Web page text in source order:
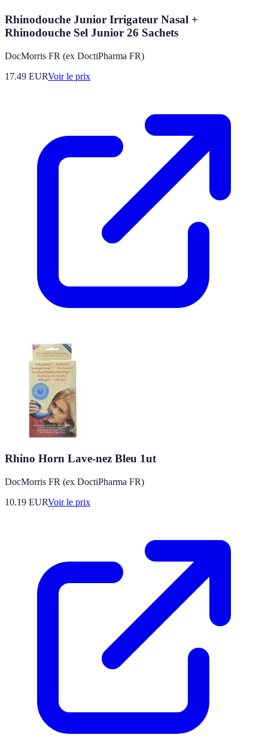
Rhinodouche Junior Irrigateur Nasal +
Rhinodouche Sel Junior 26 Sachets
DocMorris FR (ex DoctiPharma FR)
17.49 EURVoir le prix
Rhino Horn Lave-nez Bleu 1ut
DocMorris FR (ex DoctiPharma FR)
10.19 EURVoir le prix